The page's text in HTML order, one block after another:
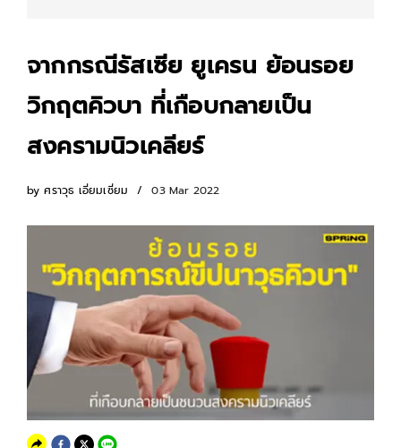
จากกรณีรัสเซีย ยูเครน ย้อนรอย
วิกฤตคิวบา ที่เกือบกลายเป็น
สงครามนิวเคลียร์
by ศราวุธ เอี่ยมเซี่ยม 03 Mar 2022